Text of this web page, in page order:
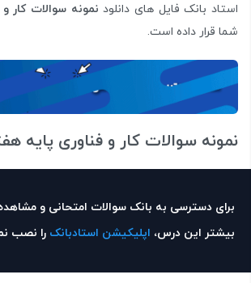
استاد بانک فایل های دانلود نمونه سوالات کار
شما قرار داده است.
نمونه سوالات کار و فناوری پایه
برای دسترسی به بانک سوالات امتحانی و
بیشتر این درس، اپلیکیشن استادبانک را نصب